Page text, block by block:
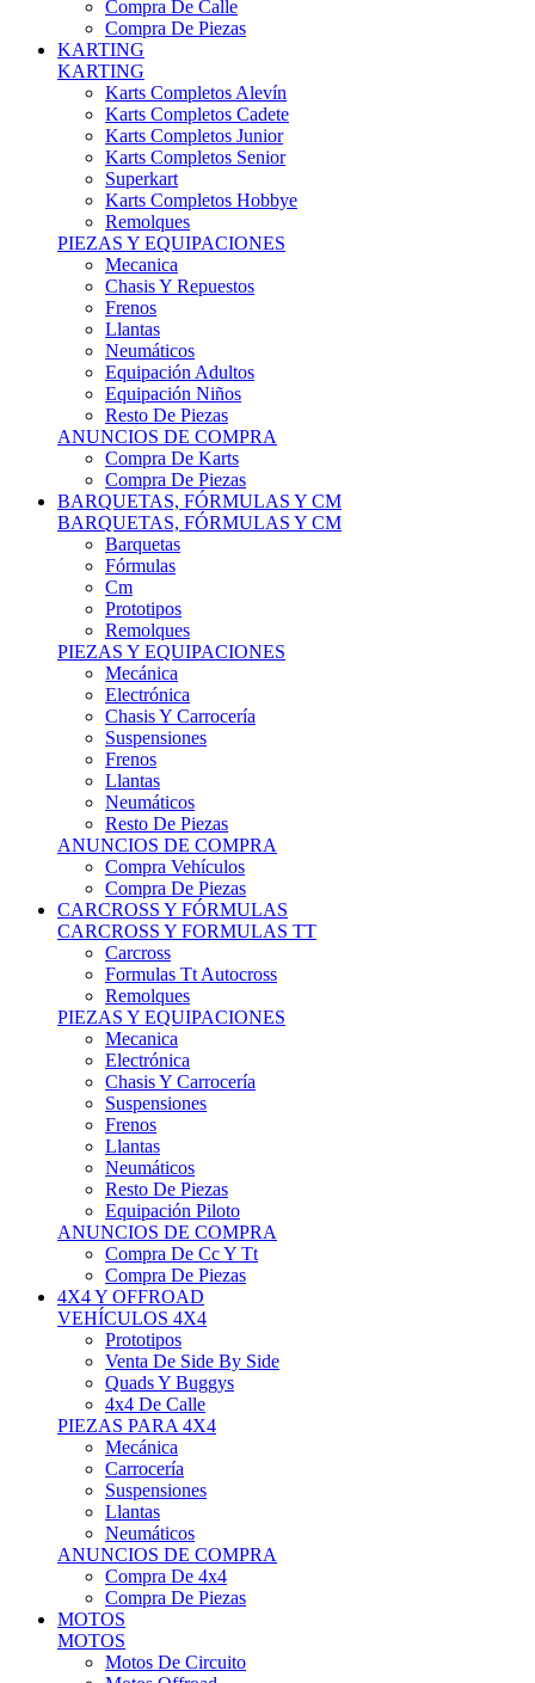
Compra De Calle
Compra De Piezas
KARTING
KARTING
Karts Completos Alevín
Karts Completos Cadete
Karts Completos Junior
Karts Completos Senior
Superkart
Karts Completos Hobbye
Remolques
PIEZAS Y EQUIPACIONES
Mecanica
Chasis Y Repuestos
Frenos
Llantas
Neumáticos
Equipación Adultos
Equipación Niños
Resto De Piezas
ANUNCIOS DE COMPRA
Compra De Karts
Compra De Piezas
BARQUETAS, FÓRMULAS Y CM
BARQUETAS, FÓRMULAS Y CM
Barquetas
Fórmulas
Cm
Prototipos
Remolques
PIEZAS Y EQUIPACIONES
Mecánica
Electrónica
Chasis Y Carrocería
Suspensiones
Frenos
Llantas
Neumáticos
Resto De Piezas
ANUNCIOS DE COMPRA
Compra Vehículos
Compra De Piezas
CARCROSS Y FÓRMULAS
CARCROSS Y FORMULAS TT
Carcross
Formulas Tt Autocross
Remolques
PIEZAS Y EQUIPACIONES
Mecanica
Electrónica
Chasis Y Carrocería
Suspensiones
Frenos
Llantas
Neumáticos
Resto De Piezas
Equipación Piloto
ANUNCIOS DE COMPRA
Compra De Cc Y Tt
Compra De Piezas
4X4 Y OFFROAD
VEHÍCULOS 4X4
Prototipos
Venta De Side By Side
Quads Y Buggys
4x4 De Calle
PIEZAS PARA 4X4
Mecánica
Carrocería
Suspensiones
Llantas
Neumáticos
ANUNCIOS DE COMPRA
Compra De 4x4
Compra De Piezas
MOTOS
MOTOS
Motos De Circuito